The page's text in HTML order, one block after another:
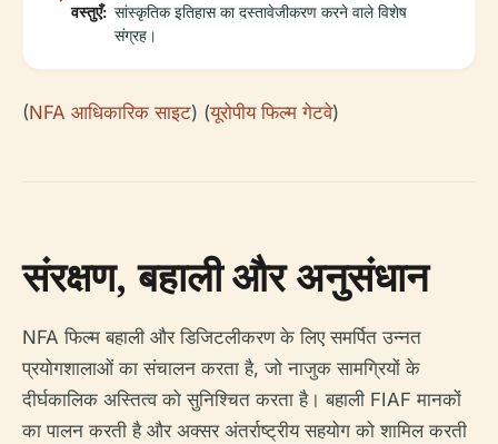
वस्तुएँ: सांस्कृतिक इतिहास का दस्तावेजीकरण करने वाले विशेष
संग्रह।
(NFA आधिकारिक साइट) (यूरोपीय फिल्म गेटवे)
संरक्षण, बहाली और अनुसंधान
NFA फिल्म बहाली और डिजिटलीकरण के लिए समर्पित उन्नत
प्रयोगशालाओं का संचालन करता है, जो नाजुक सामग्रियों के
दीर्घकालिक अस्तित्व को सुनिश्चित करता है। बहाली FIAF मानकों
का पालन करती है और अक्सर अंतर्राष्ट्रीय सहयोग को शामिल करती